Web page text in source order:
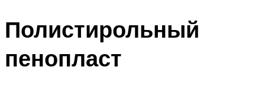
Полистирольный
пенопласт